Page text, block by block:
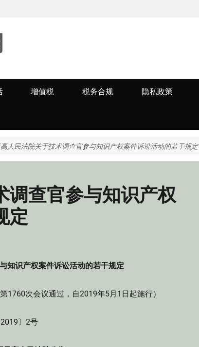
增值税 税务合规 隐私政策
高人民法院关于技术调查官参与知识产权案件诉讼活动的若干规定
调查官参与知识产权
定
知识产权案件诉讼活动的若干规定
1760次会议通过，自2019年5月1日起施行）
〕2号